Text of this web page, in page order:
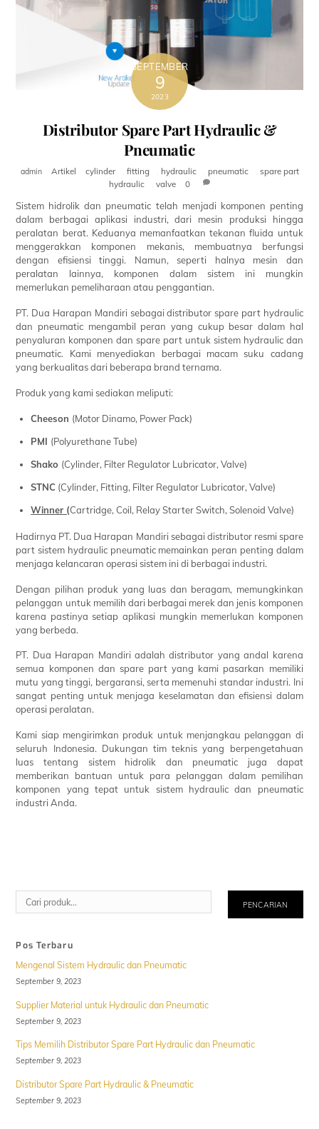
SEPTEMBER
9
2023
Distributor Spare Part Hydraulic &
Pneumatic
admin Artikel cylinder fitting hydraulic pneumatic
spare part
hydraulic
,valve 0
Sistem hidrolik dan pneumatic telah menjadi komponen penting
dalam berbagai aplikasi industri, dari mesin produksi hingga
peralatan berat. Keduanya memanfaatkan tekanan fluida untuk
menggerakkan komponen mekanis, membuatnya berfungsi
dengan efisiensi tinggi. Namun, seperti halnya mesin dan
peralatan lainnya, komponen dalam sistem ini mungkin
memerlukan pemeliharaan atau penggantian.
PT. Dua Harapan Mandiri sebagai distributor spare part hydraulic
dan pneumatic mengambil peran yang cukup besar dalam hal
penyaluran komponen dan spare part untuk sistem hydraulic dan
pneumatic. Kami menyediakan berbagai macam suku cadang
yang berkualitas dari beberapa brand ternama.
Produk yang kami sediakan meliputi:
Cheeson (Motor Dinamo, Power Pack)
PMI (Polyurethane Tube)
Shako (Cylinder, Filter Regulator Lubricator, Valve)
STNC (Cylinder, Fitting, Filter Regulator Lubricator, Valve)
Winner (Cartridge, Coil, Relay Starter Switch, Solenoid Valve)
Hadirnya PT. Dua Harapan Mandiri sebagai distributor resmi spare
part sistem hydraulic pneumatic memainkan peran penting dalam
menjaga kelancaran operasi sistem ini di berbagai industri.
Dengan pilihan produk yang luas dan beragam, memungkinkan
pelanggan untuk memilih dari berbagai merek dan jenis komponen
karena pastinya setiap aplikasi mungkin memerlukan komponen
yang berbeda.
PT. Dua Harapan Mandiri adalah distributor yang andal karena
semua komponen dan spare part yang kami pasarkan memiliki
mutu yang tinggi, bergaransi, serta memenuhi standar industri. Ini
sangat penting untuk menjaga keselamatan dan efisiensi dalam
operasi peralatan.
Kami siap mengirimkan produk untuk menjangkau pelanggan di
seluruh Indonesia. Dukungan tim teknis yang berpengetahuan
luas tentang sistem hidrolik dan pneumatic juga dapat
memberikan bantuan untuk para pelanggan dalam pemilihan
komponen yang tepat untuk sistem hydraulic dan pneumatic
industri Anda.
Cari
PENCARIAN
Pos Terbaru
Mengenal Sistem Hydraulic dan Pneumatic
September 9, 2023
Supplier Material untuk Hydraulic dan Pneumatic
September 9, 2023
Tips Memilih Distributor Spare Part Hydraulic dan Pneumatic
September 9, 2023
Distributor Spare Part Hydraulic & Pneumatic
September 9, 2023